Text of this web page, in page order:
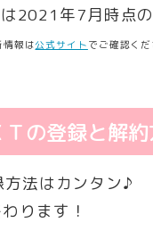
2021年7月時点の
情報は公式サイト でご確認くだ
Ｔの登録と解
法はカンタン♪
ります！